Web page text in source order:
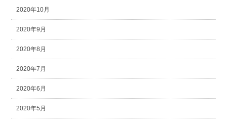
2020年10月
2020年9月
2020年8月
2020年7月
2020年6月
2020年5月